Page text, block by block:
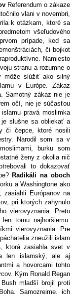
Referendum o zákaze
vlani v novembri,
k otázkam, ktoré sa
všeľudového
prípade, keď sa
či bojkot
Namiesto
stranu a rozumne o
môže slúžiť ako silný
v Európe. Zákaz
Samotný zákaz nie je
očí, nie je súčasťou
pravá moslimka
slušne sa obliekať a
či čepce, ktoré nosili
Narodil som sa v
burku som
ženy z okolia nič
to dokazovať
Radikáli na oboch
a Washingtone ako
Európanov na
pri ktorých zahynulo
vierovyznania. Preto
tomu najhoršiemu.
vierovyznania. Pre
zneužili islam
ktorá zasiahla svet v
len islamský, ale aj
a hovorcami tohto
Kým Ronald Regan
mladší brojil proti
Samozrejme, ich